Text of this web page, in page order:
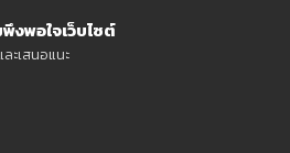
งพอใจเว็บไซต์
ะเสนอแนะ